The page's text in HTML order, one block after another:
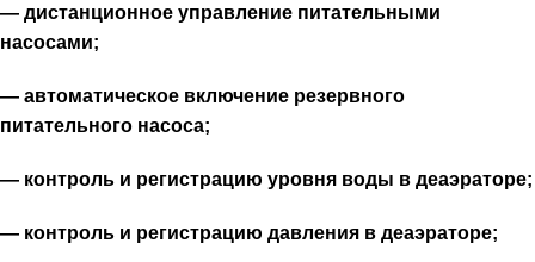
— дистанционное управление питательными
насосами;
— автоматическое включение резервного
питательного насоса;
— контроль и регистрацию уровня воды в деаэраторе;
— контроль и регистрацию давления в деаэраторе;